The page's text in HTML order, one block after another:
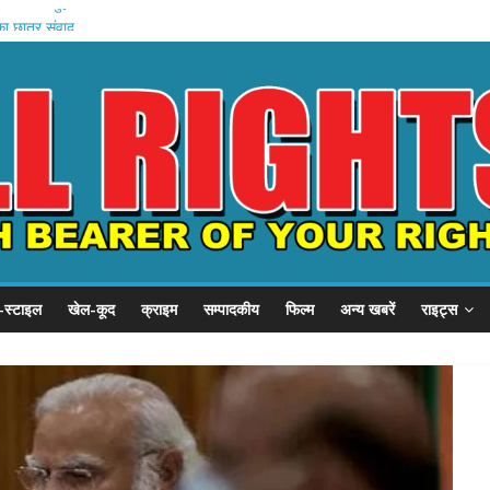
से गुहार
छात्र संवाद
शुरू
प्रदर्शन
खेल-कूद क्राइम सम्पादकीय फिल्म अन्य खबरें राइट्स